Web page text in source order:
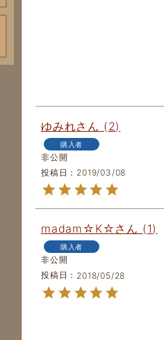
ゆみれ 2
購入者
非公開
投稿日
2019/03/08
madam☆K☆ 1
購入者
非公開
投稿日
2018/05/28